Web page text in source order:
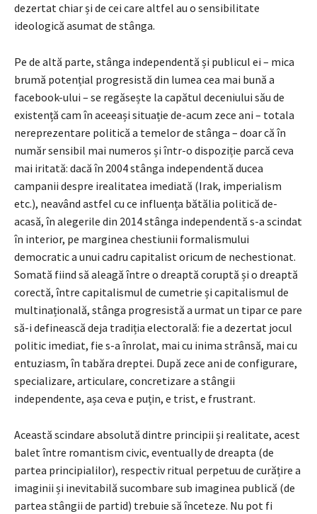
dezertat chiar și de cei care altfel au o sensibilitate
ideologică asumat de stânga.
Pe de altă parte, stânga independentă și publicul ei – mica
brumă potențial progresistă din lumea cea mai bună a
facebook-ului – se regăsește la capătul deceniului său de
existență cam în aceeași situație de-acum zece ani – totala
nereprezentare politică a temelor de stânga – doar că în
număr sensibil mai numeros și într-o dispoziție parcă ceva
mai iritată: dacă în 2004 stânga independentă ducea
campanii despre irealitatea imediată (Irak, imperialism
etc.), neavând astfel cu ce influența bătălia politică de-
acasă, în alegerile din 2014 stânga independentă s-a scindat
în interior, pe marginea chestiunii formalismului
democratic a unui cadru capitalist oricum de nechestionat.
Somată fiind să aleagă între o dreaptă coruptă și o dreaptă
corectă, între capitalismul de cumetrie și capitalismul de
multinațională, stânga progresistă a urmat un tipar ce pare
să-i definească deja tradiția electorală: fie a dezertat jocul
politic imediat, fie s-a înrolat, mai cu inima strânsă, mai cu
entuziasm, în tabăra dreptei. După zece ani de configurare,
specializare, articulare, concretizare a stângii
independente, așa ceva e puțin, e trist, e frustrant.
Această scindare absolută dintre principii și realitate, acest
balet între romantism civic, eventually de dreapta (de
partea principialilor), respectiv ritual perpetuu de curățire a
imaginii și inevitabilă sucombare sub imaginea publică (de
partea stângii de partid) trebuie să înceteze. Nu pot fi